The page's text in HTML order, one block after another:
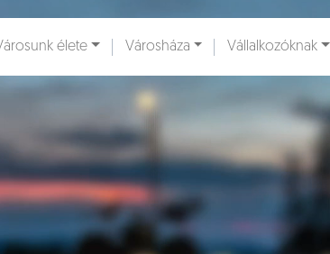
élete Városháza Vállalkozóknak
[] Dokumentumok [